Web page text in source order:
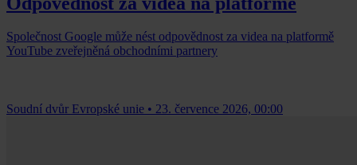
Společnost Google může nést odpovědnost za videa na platformě
YouTube zveřejněná obchodními partnery
Soudní dvůr Evropské unie • 23. července 2026, 00:00